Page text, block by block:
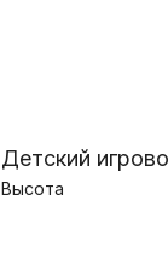
Детский
Высота